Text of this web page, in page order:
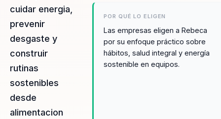
cuidar energia,
prevenir
desgaste y
construir
rutinas
sostenibles
desde
alimentacion
POR QUÉ LO ELIGEN
Las empresas eligen a Rebeca
por su enfoque práctico sobre
hábitos, salud integral y energía
sostenible en equipos.